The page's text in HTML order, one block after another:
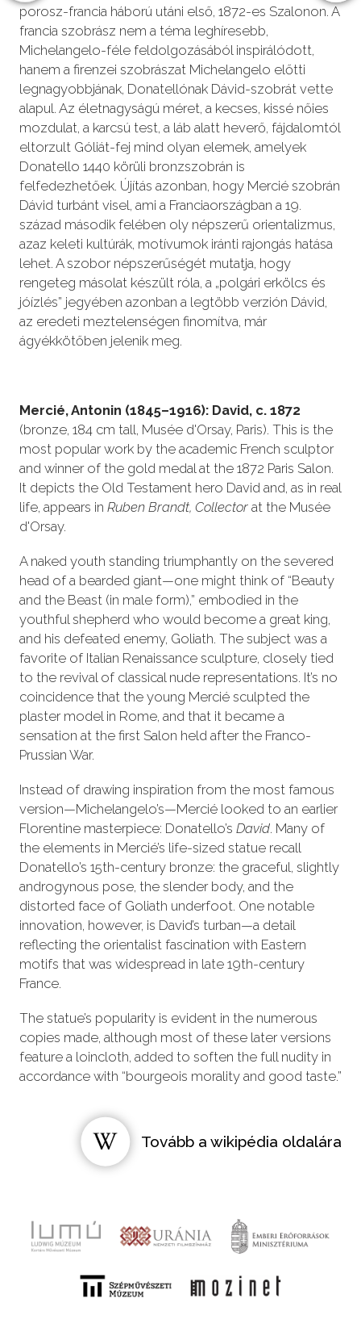
porosz-francia háború utáni első, 1872-es Szalonon. A
francia szobrász nem a téma leghíresebb,
Michelangelo-féle feldolgozásából inspirálódott,
hanem a firenzei szobrászat Michelangelo előtti
legnagyobbjának, Donatellónak Dávid-szobrát vette
alapul. Az életnagyságú méret, a kecses, kissé nőies
mozdulat, a karcsú test, a láb alatt heverő, fájdalomtól
eltorzult Góliát-fej mind olyan elemek, amelyek
Donatello 1440 körüli bronzszobrán is
felfedezhetőek. Újítás azonban, hogy Mercié szobrán
Dávid turbánt visel, ami a Franciaországban a 19.
század második felében oly népszerű orientalizmus,
azaz keleti kultúrák, motívumok iránti rajongás hatása
lehet. A szobor népszerűségét mutatja, hogy
rengeteg másolat készült róla, a „polgári erkölcs és
jóízlés” jegyében azonban a legtöbb verzión Dávid,
az eredeti meztelenségen finomítva, már
ágyékkötőben jelenik meg.
Mercié, Antonin (1845–1916): David, c. 1872
(bronze, 184 cm tall, Musée d'Orsay, Paris). This is the
most popular work by the academic French sculptor
and winner of the gold medal at the 1872 Paris Salon.
It depicts the Old Testament hero David and, as in real
life, appears in Ruben Brandt, Collectorat the Musée
d'Orsay.
A naked youth standing triumphantly on the severed
head of a bearded giant—one might think of “Beauty
and the Beast (in male form),” embodied in the
youthful shepherd who would become a great king,
and his defeated enemy, Goliath. The subject was a
favorite of Italian Renaissance sculpture, closely tied
to the revival of classical nude representations. It’s no
coincidence that the young Mercié sculpted the
plaster model in Rome, and that it became a
sensation at the first Salon held after the Franco-
Prussian War.
Instead of drawing inspiration from the most famous
version—Michelangelo’s—Mercié looked to an earlier
Florentine masterpiece: Donatello’s David. Many of
the elements in Mercié’s life-sized statue recall
Donatello’s 15th-century bronze: the graceful, slightly
androgynous pose, the slender body, and the
distorted face of Goliath underfoot. One notable
innovation, however, is David’s turban—a detail
reflecting the orientalist fascination with Eastern
motifs that was widespread in late 19th-century
France.
The statue’s popularity is evident in the numerous
copies made, although most of these later versions
feature a loincloth, added to soften the full nudity in
accordance with “bourgeois morality and good taste.”
Tovább a wikipédia oldalára